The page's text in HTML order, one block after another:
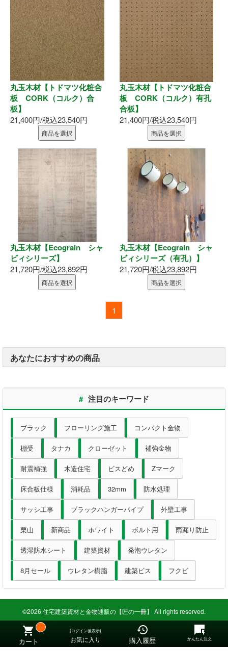
内装部材
水廻り
物干し
換気部材
通気部材
外装部材
アルミ型材
外構部材
表札
ポスト
現場用品
エアー工具
電動工具アクセサリ
墨出器・距離計
測定・検査
大工道具
作業工具
作業用品
ホーム
会社案内
丸玉木材【トドマツ化粧合
板 CORK（コルク）合
板】
21,400円/税込23,540円
商品を選択
丸玉木材【トドマツ化粧合
板 CORK（コルク）有孔
合板】
21,400円/税込23,540円
商品を選択
丸玉木材【Ecograin シャ
ビィシリーズ】
21,720円/税込23,892円
商品を選択
丸玉木材【Ecograin シャ
ビィシリーズ（有孔）】
21,720円/税込23,892円
商品を選択
1
あなたにおすすめの商品
# 注目のキーワード
ブラック フローリング施工 コンパクト金物
棚受 タナカ クローゼット 補強金物
耐震補強 木造住宅 ビスどめ Zマーク
床合板仕様 消耗品 32mm 防水処理
サッシ工事 ブラックハンガーパイプ 外壁工事
栗山 新商品 ホワイト ボルト用 雨漏り防止
透湿防水シート 建築資材 発泡ウレタン
8月セール ウレタン樹脂 建築ビス フクビ
©2026 住宅建築資材と金物通販の【匠の一冊】 All rights reserved.
カート
(ログイン後表示)
お気に入り 購入履歴 かんたん注文